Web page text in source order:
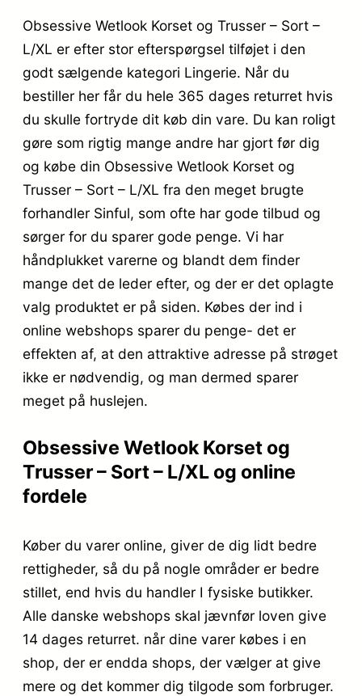
Obsessive Wetlook Korset og Trusser – Sort –
L/XL er efter stor efterspørgsel tilføjet i den
godt sælgende kategori Lingerie. Når du
bestiller her får du hele 365 dages returret hvis
du skulle fortryde dit køb din vare. Du kan roligt
gøre som rigtig mange andre har gjort før dig
og købe din Obsessive Wetlook Korset og
Trusser – Sort – L/XL fra den meget brugte
forhandler Sinful, som ofte har gode tilbud og
sørger for du sparer gode penge. Vi har
håndplukket varerne og blandt dem finder
mange det de leder efter, og der er det oplagte
valg produktet er på siden. Købes der ind i
online webshops sparer du penge- det er
effekten af, at den attraktive adresse på strøget
ikke er nødvendig, og man dermed sparer
meget på huslejen.
Obsessive Wetlook Korset og
Trusser – Sort – L/XL og online
fordele
Køber du varer online, giver de dig lidt bedre
rettigheder, så du på nogle områder er bedre
stillet, end hvis du handler I fysiske butikker.
Alle danske webshops skal jævnfør loven give
14 dages returret. når dine varer købes i en
shop, der er endda shops, der vælger at give
mere og det kommer dig tilgode som forbruger.